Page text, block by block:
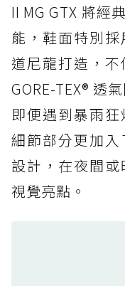
防水鞋推薦 5.
人必備山系鞋
頂
防水鞋推薦 6.
復刻厚底，
防水鞋推薦
黃靴同級頂級
防水鞋推薦
黃靴同級頂級
II MG GTX 將經
能，鞋面特別
道尼龍打造，
GORE-TEX® 透
即便遇到暴雨
細節部分更加
設計，在夜間
視覺亮點。